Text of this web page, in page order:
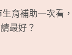
育補助一次看
最好？